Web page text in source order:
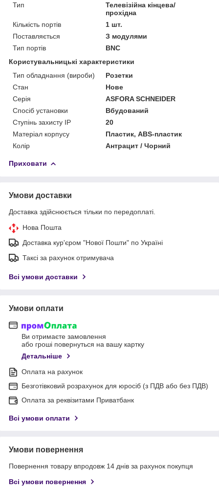
Тип
Телевізійна кінцева/
прохідна
Кількість портів
1 шт.
Поставляється
З модулями
Тип портів
BNC
Користувальницькі характеристики
Тип обладнання (вироби)
Розетки
Стан
Нове
Серія
ASFORA SCHNEIDER
Спосіб установки
Вбудований
Ступінь захисту IP
20
Матеріал корпусу
Пластик, ABS-пластик
Колір
Антрацит / Чорний
Приховати
Умови доставки
Доставка здійснюється тільки по передоплаті.
Нова Пошта
Доставка кур'єром "Нової Пошти" по Україні
Таксі за рахунок отримувача
Всі умови доставки
Умови оплати
Ви отримаєте замовлення
або гроші повернуться на вашу картку
Детальніше
Оплата на рахунок
Безготівковий розрахунок для юросіб (з ПДВ або без ПДВ)
Оплата за реквізитами Приватбанк
Всі умови оплати
Умови повернення
Повернення товару впродовж 14 днів за рахунок покупця
Всі умови повернення